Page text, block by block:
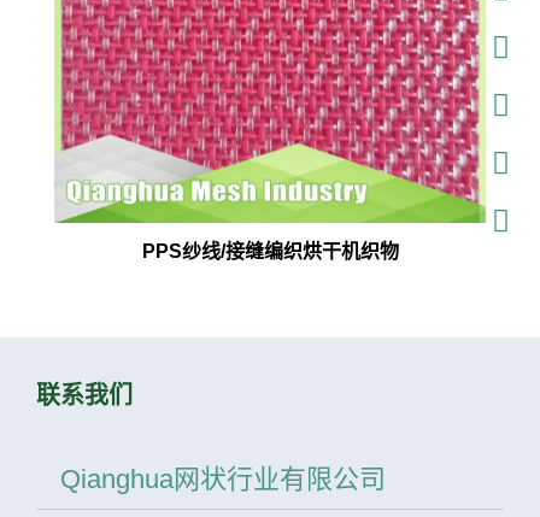
PPS纱线/接缝编织烘干机织物
联系我们
Qianghua网状行业有限公司